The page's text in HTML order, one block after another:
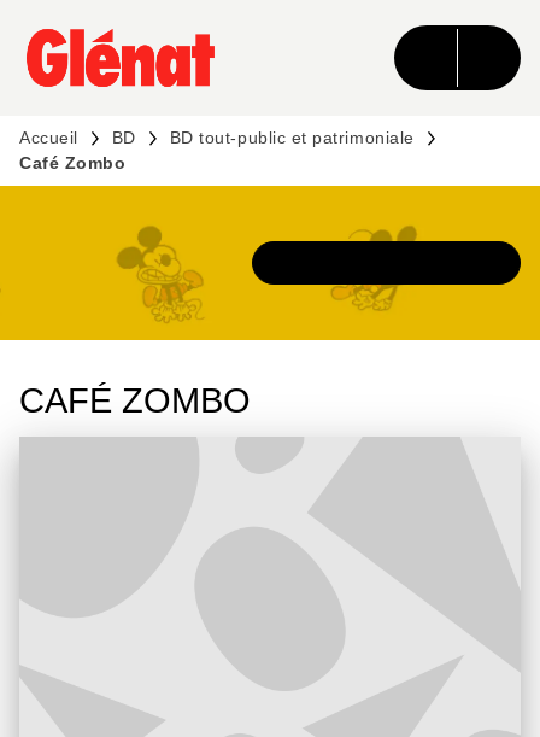
MENU RECHERCHE CONTENU
PIED DE PAGE
Accueil BD
BD tout-public et patrimoniale
Café Zombo
CAFÉ ZOMBO